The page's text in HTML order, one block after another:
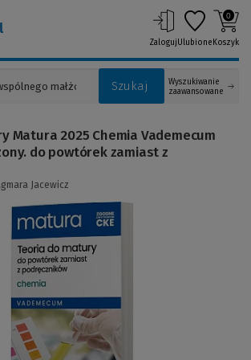
Szukaj
Wyszukiwanie
zaawansowane
ZalogujUlubione
0
Koszyk
Matura 2025 Chemia Vademecum
do powtórek zamiast z
Jacewicz